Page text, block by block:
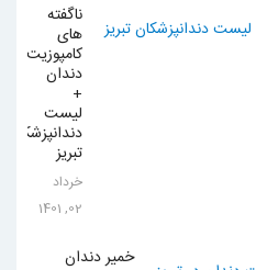
ناگفته
های
کامپوزیت
دندان
+
لیست
دندانپزشکان
تبریز
خرداد
02, 1401
خمیر دندان